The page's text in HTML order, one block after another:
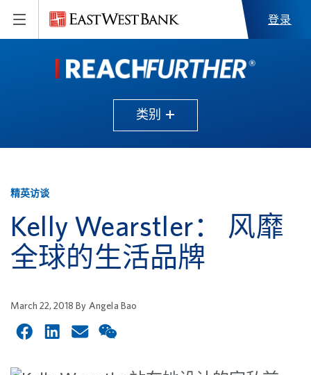
登录
类别
精英访谈
Kelly Wearstler： 风靡
全球的生活品牌
March 22, 2018 By Angela Bao